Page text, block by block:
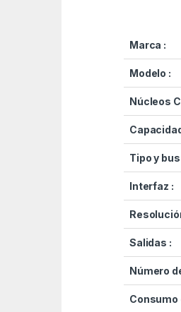
Marca :
Modelo :
Núcleos
Tipo y bus
Interfaz :
Salidas :
Número
Consumo